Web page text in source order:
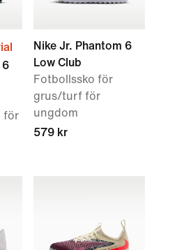
6
för
Nike Jr. Phantom 6
Low Club
Fotbollssko för
grus/turf för
ungdom
579 kr